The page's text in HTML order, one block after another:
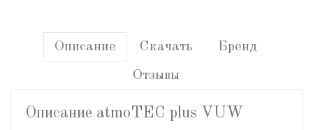
Описание Скачать Бренд
Отзывы
Описание atmoTEC plus VUW